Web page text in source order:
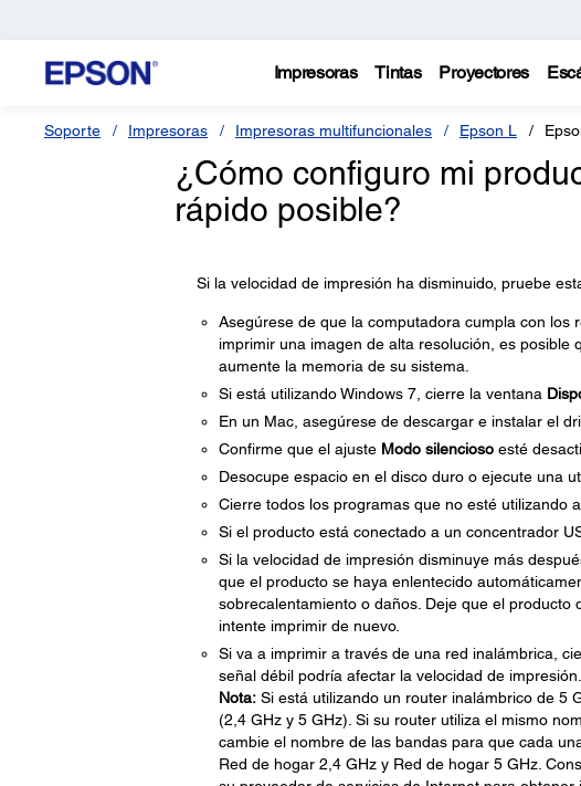
Impresoras Tintas Proyectores
Soporte Impresoras Impresoras multifuncionales Epson L
¿Cómo configuro mi
rápido posible?
Si la velocidad de impresión ha disminuido, pruebe
Asegúrese de que la computadora cumpla con los
imprimir una imagen de alta resolución, es posible
aumente la memoria de su sistema.
Si está utilizando Windows 7, cierre la ventana
En un Mac, asegúrese de descargar e instalar el
Confirme que el ajuste Modo silenciosoesté
Desocupe espacio en el disco duro o ejecute una
Cierre todos los programas que no esté utilizando
Si el producto está conectado a un concentrador
Si la velocidad de impresión disminuye más
que el producto se haya enlentecido
sobrecalentamiento o daños. Deje que el
intente imprimir de nuevo.
Si va a imprimir a través de una red inalámbrica,
señal débil podría afectar la velocidad de impresión.
Nota:Si está utilizando un router inalámbrico de 5
(2,4 GHz y 5 GHz). Si su router utiliza el mismo
cambie el nombre de las bandas para que cada
Red de hogar 2,4 GHz y Red de hogar 5 GHz.